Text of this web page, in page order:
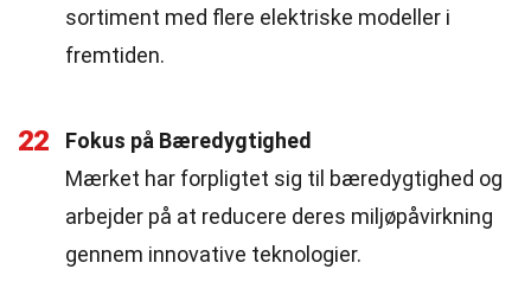
sortiment med flere elektriske modeller i
fremtiden.
22
Fokus på Bæredygtighed
Mærket har forpligtet sig til bæredygtighed og
arbejder på at reducere deres miljøpåvirkning
gennem innovative teknologier.